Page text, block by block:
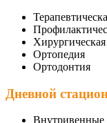
Хирургическая
Ортопедия
Ортодонтия
Дневной
Внутривенные